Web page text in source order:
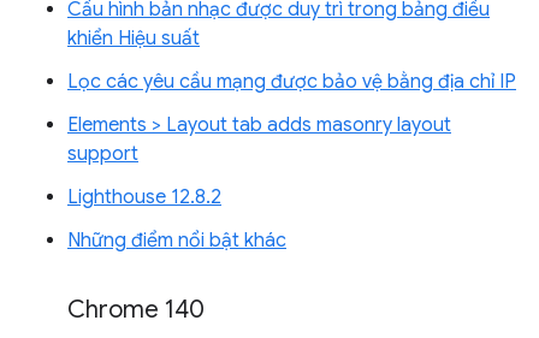
Cấu hình bản nhạc được duy trì trong bảng điều
khiển Hiệu suất
Lọc các yêu cầu mạng được bảo vệ bằng địa chỉ IP
Elements > Layout tab adds masonry layout
support
Lighthouse 12.8.2
Những điểm nổi bật khác
Chrome 140